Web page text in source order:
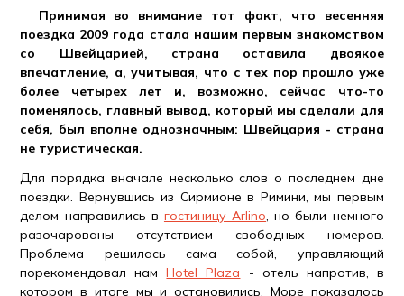
Принимая во внимание тот факт, что весенняя
поездка 2009 года стала нашим первым знакомством
со Швейцарией, страна оставила двоякое
впечатление, а, учитывая, что с тех пор прошло уже
более четырех лет и, возможно, сейчас что-то
поменялось, главный вывод, который мы сделали для
себя, был вполне однозначным: Швейцария - страна
не туристическая.
Для порядка вначале несколько слов о последнем дне
поездки. Вернувшись из Сирмионе в Римини, мы первым
делом направились в гостиницу Arlino, но были немного
разочарованы отсутствием свободных номеров.
Проблема решилась сама собой, управляющий
порекомендовал намHotel Plaza - отель напротив, в
котором в итоге мы и остановились. Море показалось